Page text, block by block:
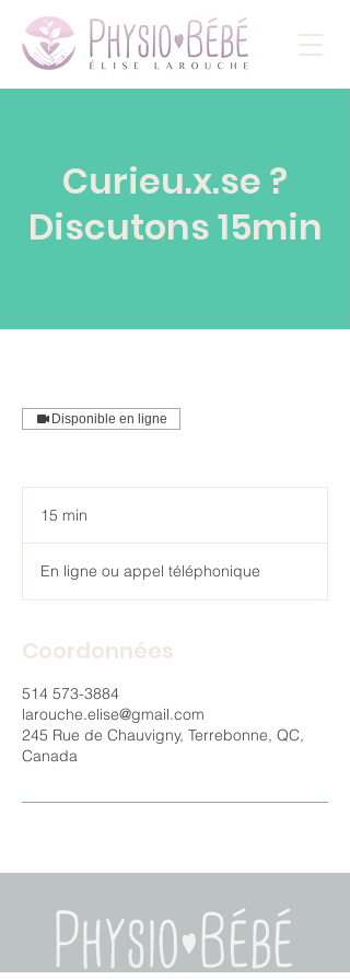
Curieu.x.se ?
Discutons 15min
Disponible en ligne
15 min
i
n
En ligne ou appel téléphonique
Coordonnées
514 573-3884
larouche.elise@gmail.com
245 Rue de Chauvigny, Terrebonne, QC,
Canada